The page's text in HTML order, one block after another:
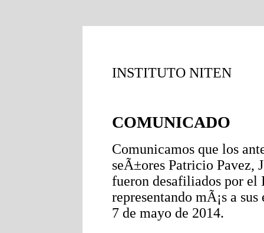
INSTITUTO NITEN
COMUNICADO
Comunicamos que los
seÃ±ores Patricio Pavez,
fueron desafiliados por
representando mÃ¡s a
7 de mayo de 2014.